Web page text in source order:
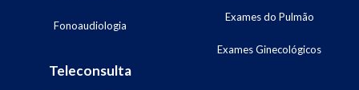
Fonoaudiologia
Teleconsulta
Exames do Pulmão
Exames Ginecológicos